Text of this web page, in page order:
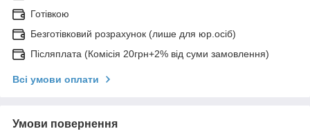
Готівкою
Безготівковий розрахунок (лише для юр.осіб)
Післяплата (Комісія 20грн+2% від суми замовлення)
Всі умови оплати
Умови повернення